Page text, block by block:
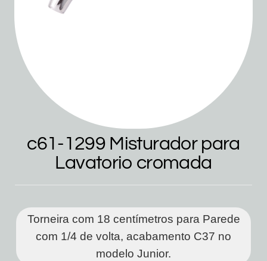
c61-1299 Misturador para
Lavatorio cromada
Torneira com 18 centímetros para Parede
com 1/4 de volta, acabamento C37 no
modelo Junior.